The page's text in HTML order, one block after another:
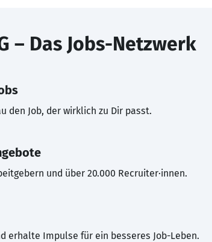
– Das Jobs-Netzwerk
den Job, der wirklich zu Dir passt.
und über 20.000 Recruiter·innen.
erhalte Impulse für ein besseres Job-Leben.